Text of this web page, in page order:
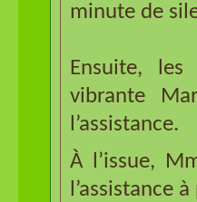
minute de
Ensuite,
vibrante
l’assistance.
À l’issue,
l’assistance